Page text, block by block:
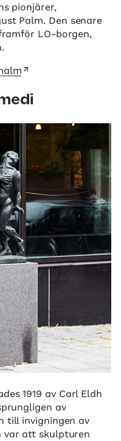
pionjärer,
Palm. Den senare
LO-borgen,
1919 av Carl Eldh
av
till invigningen av
var att skulpturen